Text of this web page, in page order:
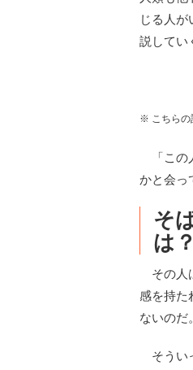
じる人
説してい
※ こちらの
「この
かと会っ
そ
は？
その人
感を持た
ないのだ。
そうい